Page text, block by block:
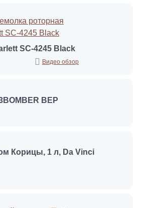
SC-4245 Black
Видео обзор
BEP
Корицы, 1 л, Da Vinci